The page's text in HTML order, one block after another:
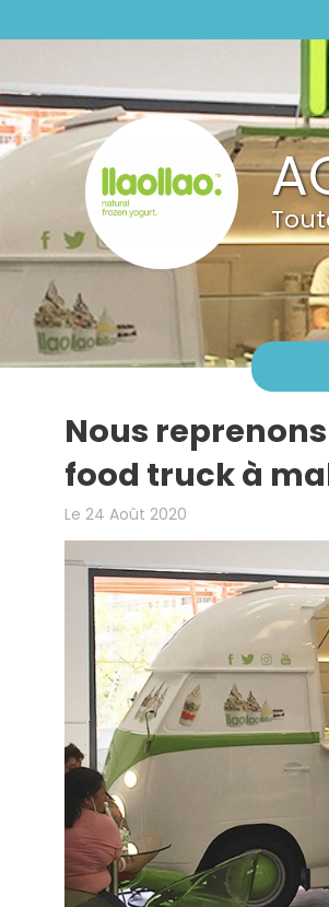
Nous
food truck à
Le 24 Août 2020